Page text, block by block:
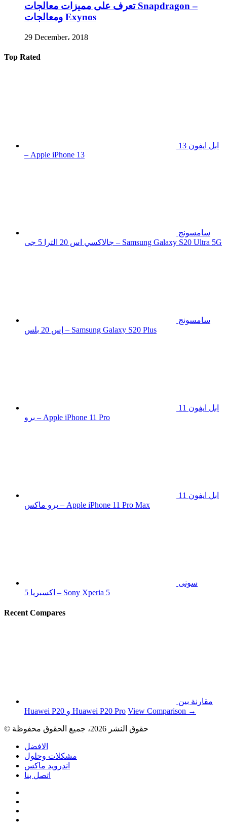
تعرف على مميزات معالجات Snapdragon –
ومعالجات Exynos
29 December، 2018
Top Rated
ابل ايفون 13
– Apple iPhone 13
سامسونج
جالاكسي اس 20 الترا 5 جى – Samsung Galaxy S20 Ultra 5G
سامسونج
إس 20 بلس – Samsung Galaxy S20 Plus
ابل ايفون 11
برو – Apple iPhone 11 Pro
ابل ايفون 11
برو ماكس – Apple iPhone 11 Pro Max
سونى
اكسبريا 5 – Sony Xperia 5
Recent Compares
مقارنة بين
Huawei P20 و Huawei P20 Pro View Comparison →
الافضل
مشكلات وحلول
اندرويد ماكس
اتصل بنا